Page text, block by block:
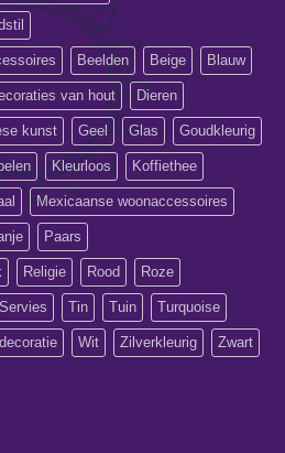
Beelden Beige Blauw
van hout Dieren
kunst Geel Glas Goudkleurig
Kleurloos Koffiethee
Mexicaanse woonaccessoires
Paars
Religie Rood Roze
Servies Tin Tuin Turquoise
Wit Zilverkleurig Zwart